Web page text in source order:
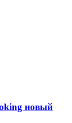
новый